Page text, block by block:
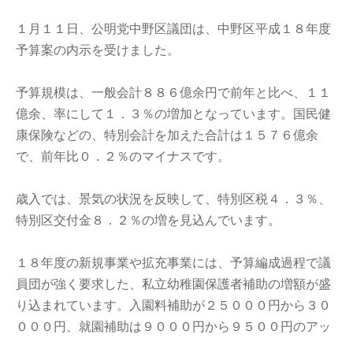
１月１１日、公明党中野区議団は、中野区平成１８年度
予算案の内示を受けました。
予算規模は、一般会計８８６億余円で前年と比べ、１１
億余、率にして１．３％の増加となっています。国民健
康保険などの、特別会計を加えた合計は１５７６億余
で、前年比０．２％のマイナスです。
歳入では、景気の状況を反映して、特別区税４．３％、
特別区交付金８．２％の増を見込んでいます。
１８年度の新規事業や拡充事業には、予算編成過程で議
員団が強く要求した、私立幼稚園保護者補助の増額が盛
り込まれています。入園料補助が２５０００円から３０
０００円、就園補助は９０００円から９５００円のアッ